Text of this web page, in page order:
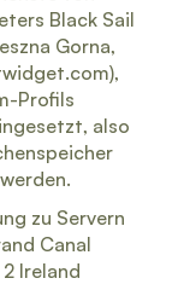
Black Sail
Gorna,
Profils
also
zu Servern
Canal
Ireland